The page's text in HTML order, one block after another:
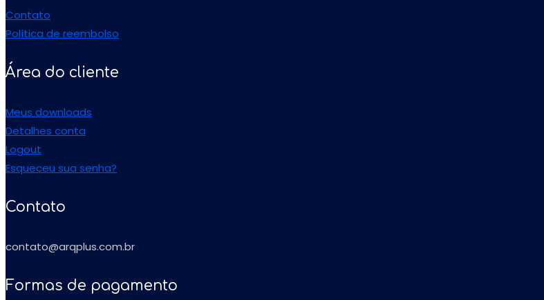
Contato
Política de reembolso
Área do cliente
Meus downloads
Detalhes conta
Logout
Esqueceu sua senha?
Contato
contato@arqplus.com.br
Formas de pagamento